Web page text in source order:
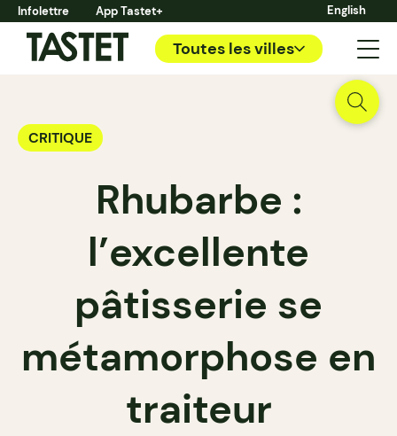
Infolettre App Tastet+ English
Toutes les villes
CRITIQUE
Rhubarbe :
l’excellente
pâtisserie se
métamorphose en
traiteur